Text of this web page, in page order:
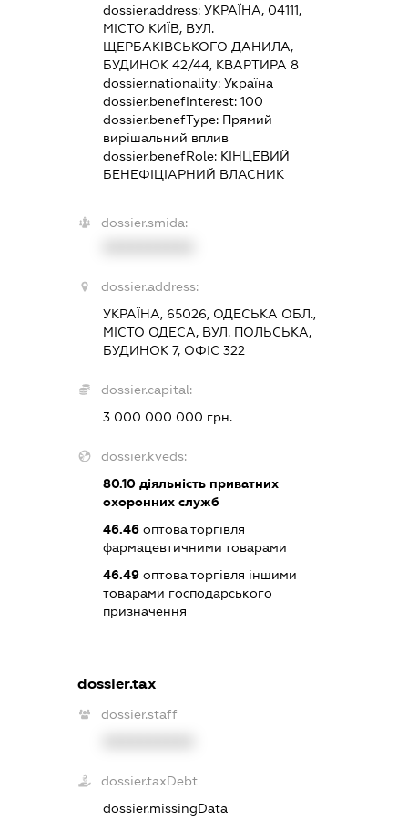
dossier.address: УКРАЇНА, 04111,
МІСТО КИЇВ, ВУЛ.
ЩЕРБАКІВСЬКОГО ДАНИЛА,
БУДИНОК 42/44, КВАРТИРА 8
dossier.nationality: Україна
dossier.benefInterest: 100
dossier.benefType: Прямий
вирішальний вплив
dossier.benefRole: КІНЦЕВИЙ
БЕНЕФІЦІАРНИЙ ВЛАСНИК
dossier.smida:
dossier.address:
УКРАЇНА, 65026, ОДЕСЬКА ОБЛ.,
МІСТО ОДЕСА, ВУЛ. ПОЛЬСЬКА,
БУДИНОК 7, ОФІС 322
dossier.capital:
3 000 000 000 грн.
dossier.kveds:
80.10діяльність приватних
охоронних служб
46.46оптова торгівля
фармацевтичними товарами
46.49оптова торгівля іншими
товарами господарського
призначення
dossier.tax
dossier.staff
dossier.taxDebt
dossier.missingData